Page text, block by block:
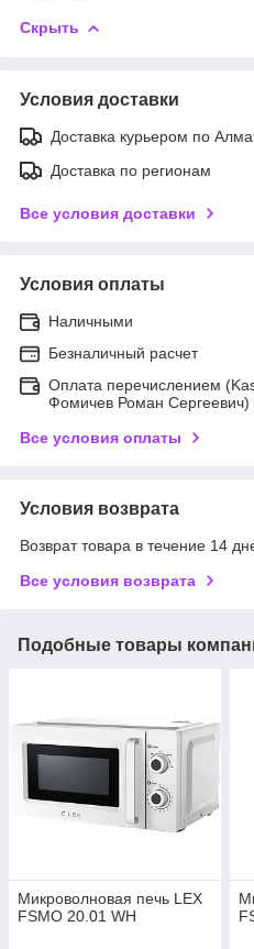
Скрыть
Условия доставки
Доставка курьером по
Доставка по регионам
Все условия доставки
Условия оплаты
Наличными
Безналичный расчет
Оплата перечислением
Фомичев Роман Сергеевич)
Все условия оплаты
Условия возврата
Возврат товара в течение 14
Все условия возврата
Подобные товары
Микроволновая печь LEX
FSMO 20.01 WH